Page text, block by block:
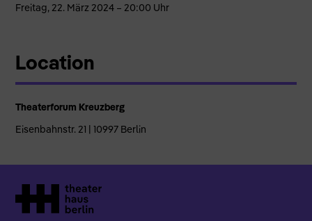
Freitag, 22. März 2024 – 20:00 Uhr
Location
Theaterforum Kreuzberg
Eisenbahnstr. 21 | 10997 Berlin